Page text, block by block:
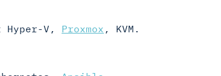
V, Proxmox , KVM.